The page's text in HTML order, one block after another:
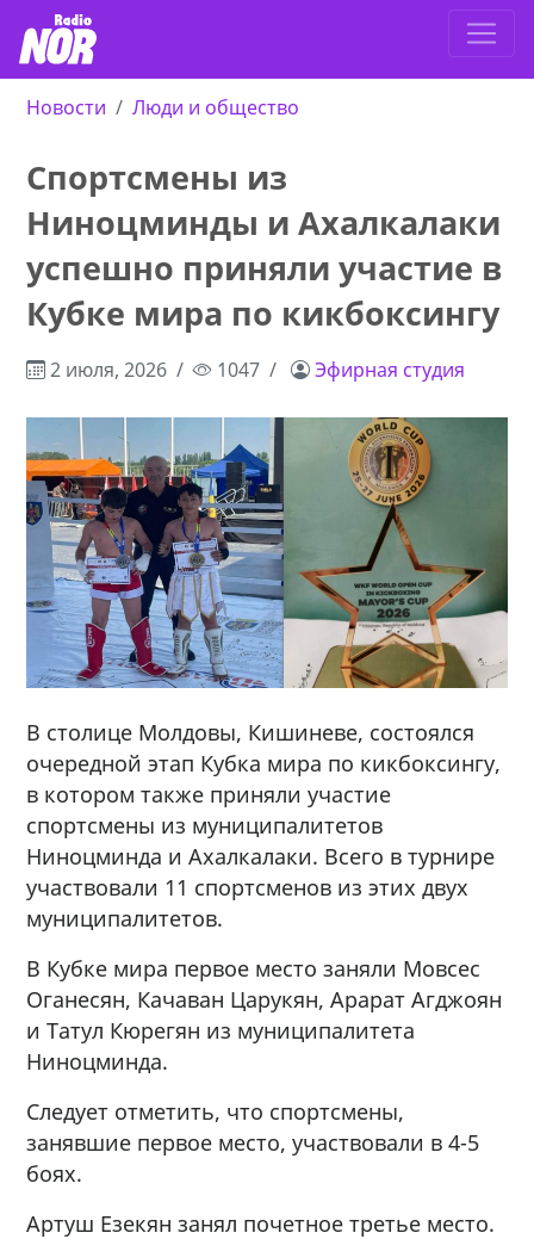
Новости Люди и общество
Спортсмены из
Ниноцминды и Ахалкалаки
успешно приняли участие в
Кубке мира по кикбоксингу
2 июля, 2026 1047 Эфирная студия
В столице Молдовы, Кишиневе, состоялся
очередной этап Кубка мира по кикбоксингу,
в котором также приняли участие
спортсмены из муниципалитетов
Ниноцминда и Ахалкалаки. Всего в турнире
участвовали 11 спортсменов из этих двух
муниципалитетов.
В Кубке мира первое место заняли Мовсес
Оганесян, Качаван Царукян, Арарат Агджоян
и Татул Кюрегян из муниципалитета
Ниноцминда.
Следует отметить, что спортсмены,
занявшие первое место, участвовали в 4-5
боях.
Артуш Езекян занял почетное третье место.